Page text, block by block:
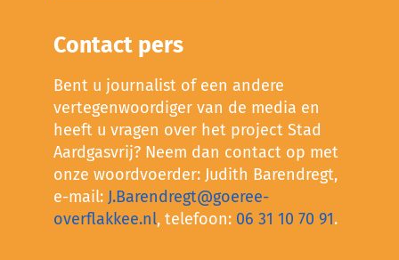
Contact pers
Bent u journalist of een andere
vertegenwoordiger van de media en
heeft u vragen over het project Stad
Aardgasvrij? Neem dan contact op met
onze woordvoerder: Judith Barendregt,
e-mail: J.Barendregt@goeree-
overflakkee.nl, telefoon: 06 31 10 70 91.